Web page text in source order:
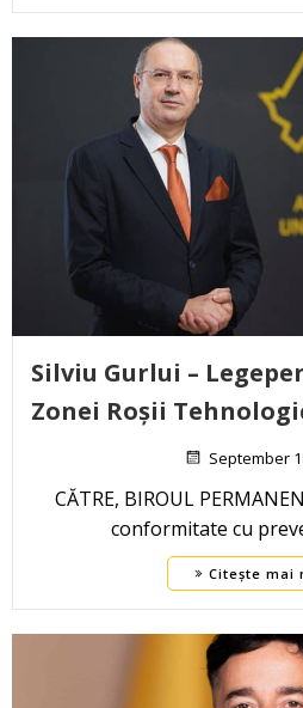
Silviu Gurlui –
Zonei Roșii
September
CĂTRE, BIROUL
conformitate cu
Citește mai